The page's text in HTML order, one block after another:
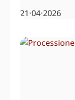
21⋅04⋅2026